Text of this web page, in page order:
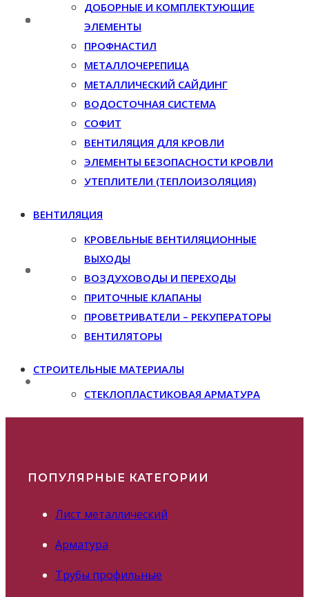
ДОБОРНЫЕ И КОМПЛЕКТУЮЩИЕ
ЭЛЕМЕНТЫ
ПРОФНАСТИЛ
МЕТАЛЛОЧЕРЕПИЦА
МЕТАЛЛИЧЕСКИЙ САЙДИНГ
ВОДОСТОЧНАЯ СИСТЕМА
СОФИТ
ВЕНТИЛЯЦИЯ ДЛЯ КРОВЛИ
ЭЛЕМЕНТЫ БЕЗОПАСНОСТИ КРОВЛИ
УТЕПЛИТЕЛИ (ТЕПЛОИЗОЛЯЦИЯ)
ВЕНТИЛЯЦИЯ
КРОВЕЛЬНЫЕ ВЕНТИЛЯЦИОННЫЕ
ВЫХОДЫ
ВОЗДУХОВОДЫ И ПЕРЕХОДЫ
ПРИТОЧНЫЕ КЛАПАНЫ
ПРОВЕТРИВАТЕЛИ – РЕКУПЕРАТОРЫ
ВЕНТИЛЯТОРЫ
СТРОИТЕЛЬНЫЕ МАТЕРИАЛЫ
СТЕКЛОПЛАСТИКОВАЯ АРМАТУРА
ПОПУЛЯРНЫЕ КАТЕГОРИИ
Лист металлический
Арматура
Трубы профильные